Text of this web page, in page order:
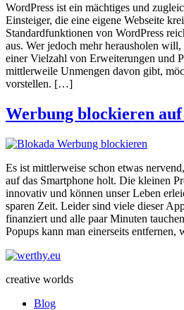
WordPress ist ein mächtiges und
Einsteiger, die eine eigene Webseite
Standardfunktionen von WordPress
aus. Wer jedoch mehr herausholen
einer Vielzahl von Erweiterungen und
mittlerweile Unmengen davon gibt,
vorstellen. […]
Werbung blockieren
Es ist mittlerweise schon etwas
auf das Smartphone holt. Die kleinen
innovativ und können unser Leben
sparen Zeit. Leider sind viele dieser
finanziert und alle paar Minuten
Popups kann man einerseits
creative worlds
Blog